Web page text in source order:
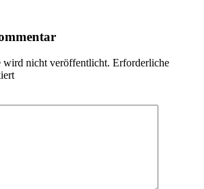
wird nicht veröffentlicht. Erforderliche